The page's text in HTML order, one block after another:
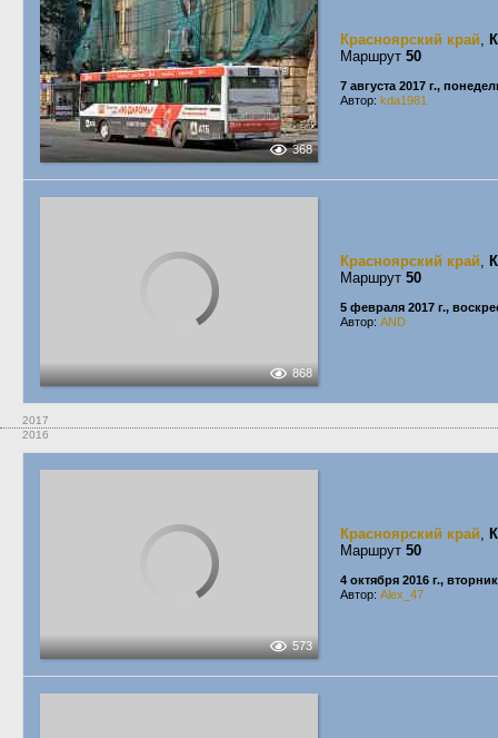
368
Красноярский край,
Маршрут 50
7 августа 2017 г.,
Автор: kda1981
868
Красноярский край,
Маршрут 50
5 февраля 2017 г.,
Автор: AND
2017
2016
573
Красноярский край,
Маршрут 50
4 октября 2016 г., вторник
Автор: Alex_47